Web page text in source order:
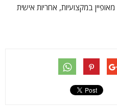
במקצועיות, אחריות אישית